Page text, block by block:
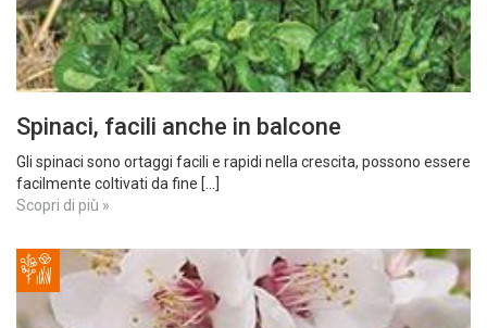
Spinaci, facili anche in balcone
Gli spinaci sono ortaggi facili e rapidi nella crescita, possono essere
facilmente coltivati da fine [...]
Scopri di più »